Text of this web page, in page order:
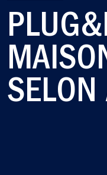
SELON